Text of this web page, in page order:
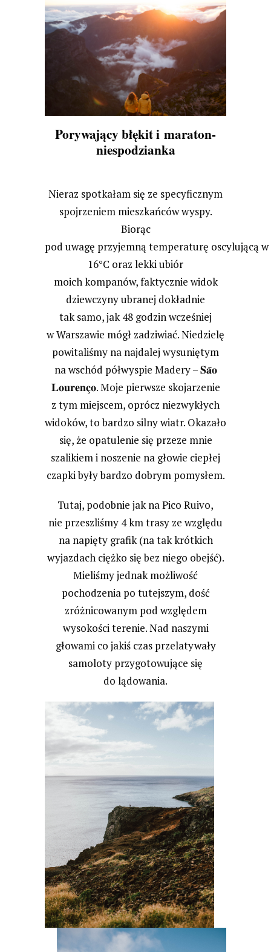
Porywający błękit i maraton-
niespodzianka
Nieraz spotkałam się ze specyficznym
spojrzeniem mieszkańców wyspy.
Biorąc
pod uwagę przyjemną temperaturę oscylującą
16°C oraz lekki ubiór
moich kompanów, faktycznie widok
dziewczyny ubranej dokładnie
tak samo, jak 48 godzin wcześniej
w Warszawie mógł zadziwiać. Niedzielę
powitaliśmy na najdalej wysuniętym
na wschód półwyspie Madery –𝐒𝐚̃𝐨
𝐋𝐨𝐮𝐫𝐞𝐧𝐜̧𝐨. Moje pierwsze skojarzenie
z tym miejscem, oprócz niezwykłych
widoków, to bardzo silny wiatr. Okazało
się, że opatulenie się przeze mnie
szalikiem i noszenie na głowie ciepłej
czapki były bardzo dobrym pomysłem.
Tutaj, podobnie jak na Pico Ruivo,
nie przeszliśmy 4 km trasy ze względu
na napięty grafik (na tak krótkich
wyjazdach ciężko się bez niego obejść).
Mieliśmy jednak możliwość
pochodzenia po tutejszym, dość
zróżnicowanym pod względem
wysokości terenie. Nad naszymi
głowami co jakiś czas przelatywały
samoloty przygotowujące się
do lądowania.